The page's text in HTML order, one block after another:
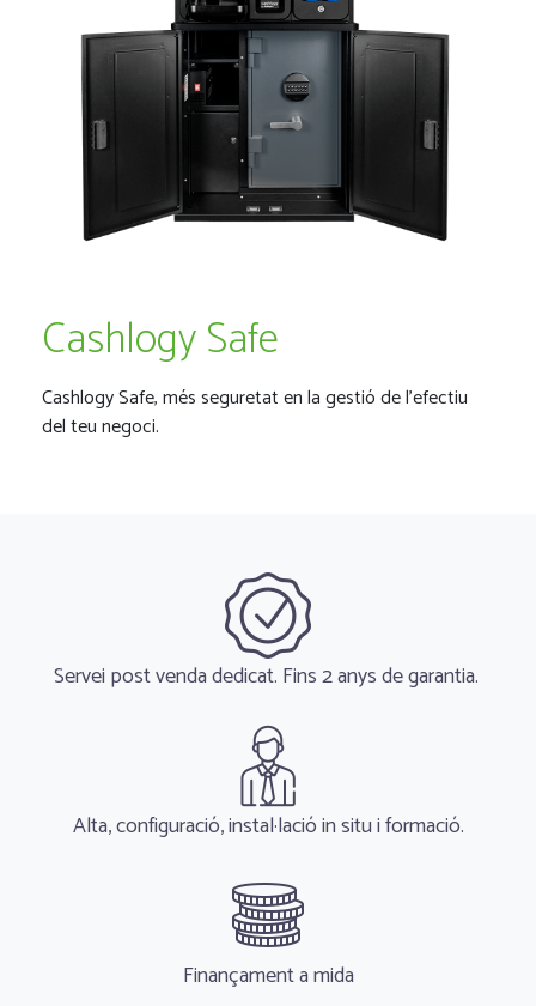
Cashlogy Safe
Cashlogy Safe, més seguretat en la gestió de l'efectiu
del teu negoci.
Servei post venda dedicat. Fins 2 anys de garantia.
Alta, configuració, instal·lació in situ i formació.
Finançament a mida